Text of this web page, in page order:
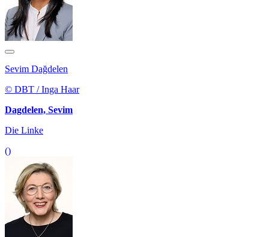
Sevim Dağdelen
© DBT / Inga Haar
Dagdelen, Sevim
Die Linke
()